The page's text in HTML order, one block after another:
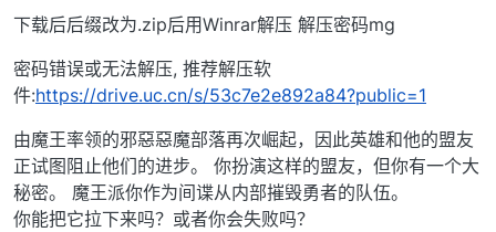
下载后后缀改为.zip后用Winrar解压 解压密码mg
密码错误或无法解压, 推荐解压软
件:https://drive.uc.cn/s/53c7e2e892a84?public=1
由魔王率领的邪惡惡魔部落再次崛起，因此英雄和他的盟友
正试图阻止他们的进步。 你扮演这样的盟友，但你有一个大
秘密。 魔王派你作为间谍从内部摧毁勇者的队伍。
你能把它拉下来吗？或者你会失败吗？